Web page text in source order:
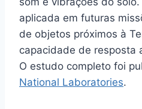
aplicada em futuras
de objetos próximos à
capacidade de resposta
O estudo completo foi
National Laboratories.